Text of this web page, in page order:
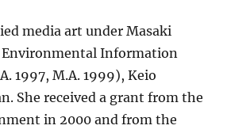
media art under Masaki
Environmental Information
1997, M.A. 1999), Keio
She received a grant from the
in 2000 and from the